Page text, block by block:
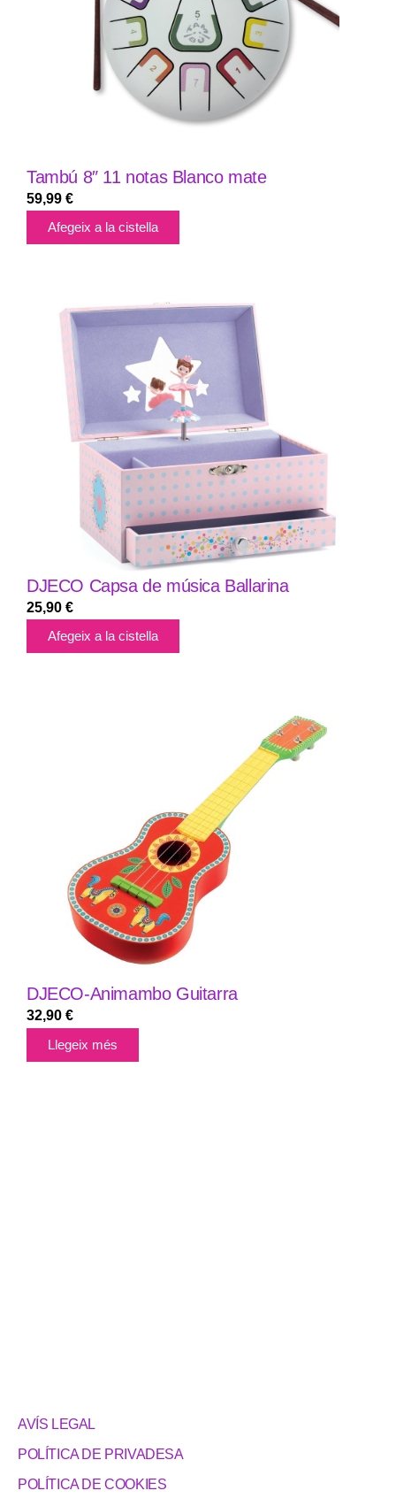
Tambú 8″ 11 notas Blanco mate
59,99 €
Afegeix a la cistella
DJECO Capsa de música Ballarina
25,90 €
Afegeix a la cistella
DJECO-Animambo Guitarra
32,90 €
Llegeix més
AVÍS LEGAL
POLÍTICA DE PRIVADESA
POLÍTICA DE COOKIES